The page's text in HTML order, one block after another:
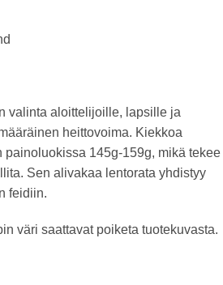
valinta aloittelijoille, lapsille ja
heittovoima. Kiekkoa
painoluokissa 145g-159g, mikä tekee
Sen alivakaa lentorata yhdistyy
feidiin.
väri saattavat poiketa tuotekuvasta.